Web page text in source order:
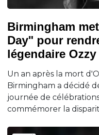
Birmingham
Day" pour
légendaire
Un an après la mort
Birmingham a décidé
journée de
commémorer la